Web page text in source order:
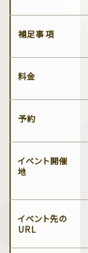
補足事項
料金
予約
イベント開催
地
イベント先の
URL